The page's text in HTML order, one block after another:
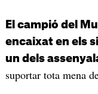
El campió del
encaixat en els
un dels
suportar tota mena